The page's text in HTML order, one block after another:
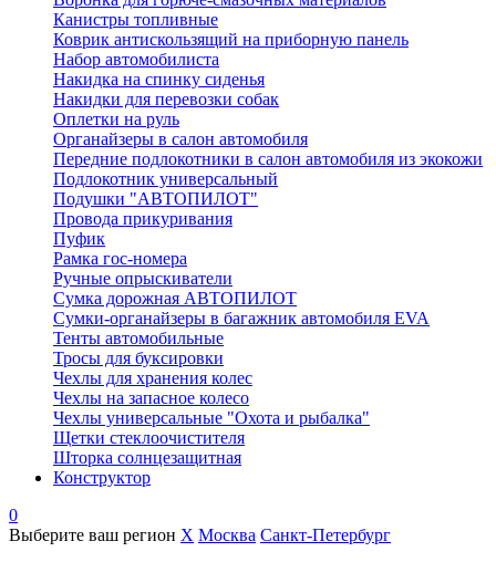
Канистры топливные
Коврик антискользящий на приборную панель
Набор автомобилиста
Накидка на спинку сиденья
Накидки для перевозки собак
Оплетки на руль
Органайзеры в салон автомобиля
Передние подлокотники в салон автомобиля из экокожи
Подлокотник универсальный
Подушки "АВТОПИЛОТ"
Провода прикуривания
Пуфик
Рамка гос-номера
Ручные опрыскиватели
Сумка дорожная АВТОПИЛОТ
Сумки-органайзеры в багажник автомобиля EVA
Тенты автомобильные
Тросы для буксировки
Чехлы для хранения колес
Чехлы на запасное колесо
Чехлы универсальные "Охота и рыбалка"
Щетки стеклоочистителя
Шторка солнцезащитная
Конструктор
0
Выберите ваш регион X Москва Санкт-Петербург